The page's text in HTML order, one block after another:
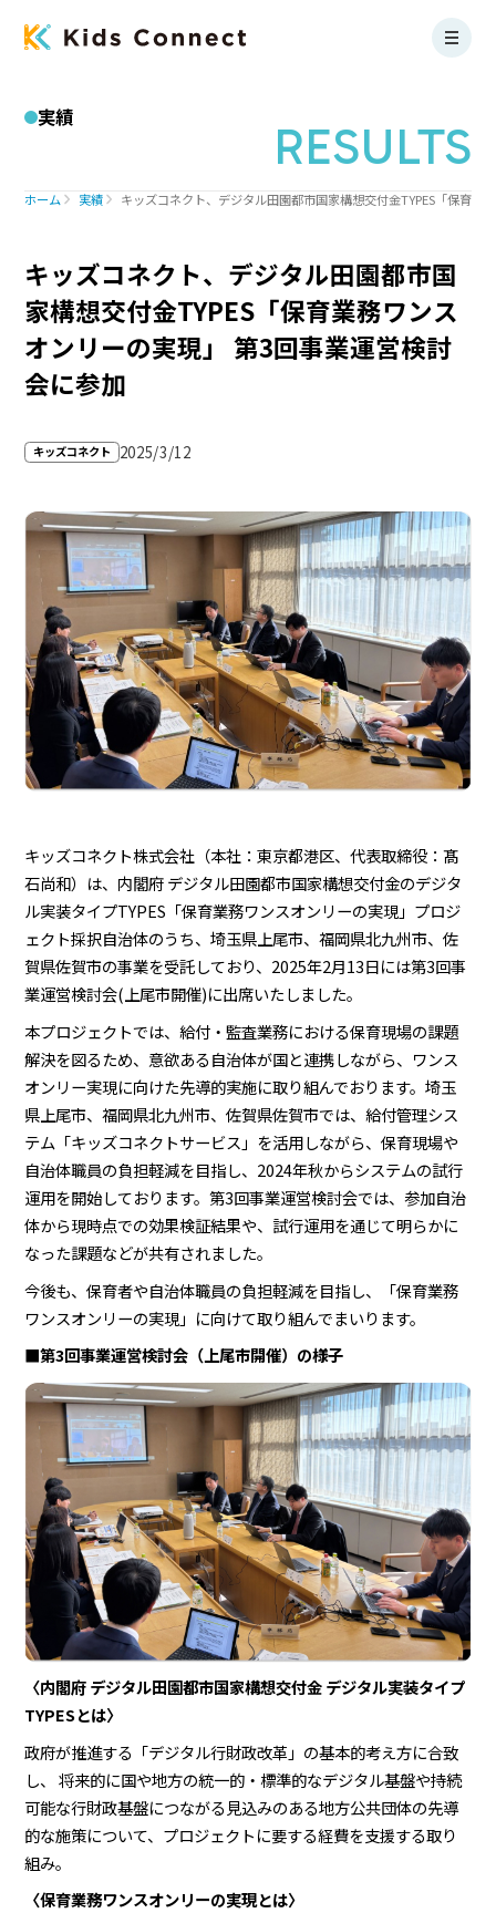
実績 RESULTS
ホーム 実績 キッズコネクト、デジタル田園都市国家構想交付金TYPES「保育
キッズコネクト、デジタル田園都市国
家構想交付金TYPES「保育業務ワンス
オンリーの実現」 第3回事業運営検討
会に参加
キッズコネクト 2025/3/12
キッズコネクト株式会社（本社：東京都港区、代表取締役：髙
石尚和）は、内閣府 デジタル田園都市国家構想交付金のデジタ
ル実装タイプTYPES「保育業務ワンスオンリーの実現」プロジ
ェクト採択自治体のうち、埼玉県上尾市、福岡県北九州市、佐
賀県佐賀市の事業を受託しており、2025年2月13日には第3回事
業運営検討会(上尾市開催)に出席いたしました。
本プロジェクトでは、給付・監査業務における保育現場の課題
解決を図るため、意欲ある自治体が国と連携しながら、ワンス
オンリー実現に向けた先導的実施に取り組んでおります。埼玉
県上尾市、福岡県北九州市、佐賀県佐賀市では、給付管理シス
テム「キッズコネクトサービス」を活用しながら、保育現場や
自治体職員の負担軽減を目指し、2024年秋からシステムの試行
運用を開始しております。第3回事業運営検討会では、参加自治
体から現時点での効果検証結果や、試行運用を通じて明らかに
なった課題などが共有されました。
今後も、保育者や自治体職員の負担軽減を目指し、「保育業務
ワンスオンリーの実現」に向けて取り組んでまいります。
■第3回事業運営検討会（上尾市開催）の様子
〈内閣府 デジタル田園都市国家構想交付金 デジタル実装タイプ
TYPESとは〉
政府が推進する「デジタル行財政改革」の基本的考え方に合致
し、 将来的に国や地方の統一的・標準的なデジタル基盤や持続
可能な行財政基盤につながる見込みのある地方公共団体の先導
的な施策について、プロジェクトに要する経費を支援する取り
組み。
〈保育業務ワンスオンリーの実現とは〉